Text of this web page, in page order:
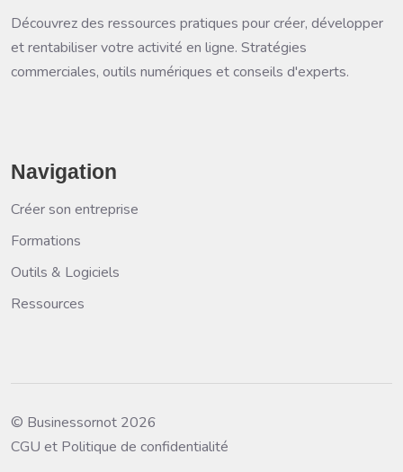
Découvrez des ressources pratiques pour créer, développer
et rentabiliser votre activité en ligne. Stratégies
commerciales, outils numériques et conseils d'experts.
Navigation
Créer son entreprise
Formations
Outils & Logiciels
Ressources
© Businessornot 2026
CGU et Politique de confidentialité